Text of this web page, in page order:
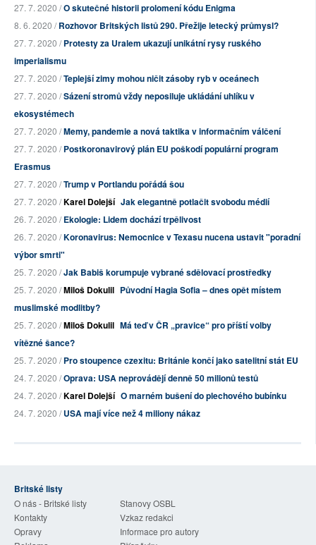
27. 7. 2020 /O skutečné historii prolomení kódu Enigma
8. 6. 2020 /Rozhovor Britských listů 290. Přežije letecký průmysl?
27. 7. 2020 /Protesty za Uralem ukazují unikátní rysy ruského
imperialismu
27. 7. 2020 /Teplejší zimy mohou ničit zásoby ryb v oceánech
27. 7. 2020 /Sázení stromů vždy neposiluje ukládání uhlíku v
ekosystémech
27. 7. 2020 /Memy, pandemie a nová taktika v informačním válčení
27. 7. 2020 /Postkoronavirový plán EU poškodí populární program
Erasmus
27. 7. 2020 /Trump v Portlandu pořádá šou
27. 7. 2020 /Karel Dolejší Jak elegantně potlačit svobodu médií
26. 7. 2020 /Ekologie: Lidem dochází trpělivost
26. 7. 2020 /Koronavirus: Nemocnice v Texasu nucena ustavit "poradní
výbor smrti"
25. 7. 2020 /Jak Babiš korumpuje vybrané sdělovací prostředky
25. 7. 2020 /Miloš Dokulil Původní Hagia Sofia – dnes opět místem
muslimské modlitby?
25. 7. 2020 /Miloš Dokulil Má teď v ČR „pravice“ pro příští volby
vítězné šance?
25. 7. 2020 /Pro stoupence czexitu: Británie končí jako satelitní stát EU
24. 7. 2020 /Oprava: USA neprovádějí denně 50 milionů testů
24. 7. 2020 /Karel Dolejší O marném bušení do plechového bubínku
24. 7. 2020 /USA mají více než 4 miliony nákaz
Britské listy
O nás - Britské listy
Stanovy OSBL
Kontakty
Vzkaz redakci
Opravy
Informace pro autory